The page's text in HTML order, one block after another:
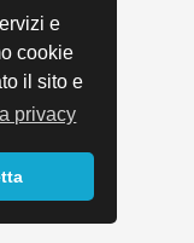
e
cookie
il sito e
privacy